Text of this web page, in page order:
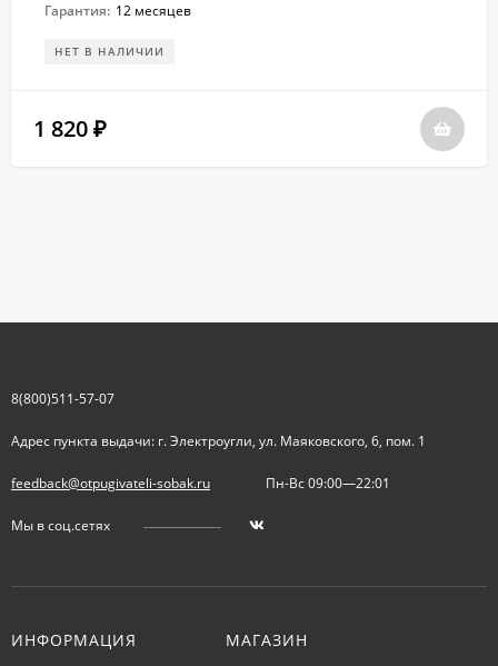
Гарантия: 12 месяцев
НЕТ В НАЛИЧИИ
1 820 ₽
8(800)511-57-07
Адрес пункта выдачи: г. Электроугли, ул. Маяковского, 6, пом. 1
feedback@otpugivateli-sobak.ru Пн-Вс 09:00—22:01
Мы в соц.сетях
ИНФОРМАЦИЯ МАГАЗИН